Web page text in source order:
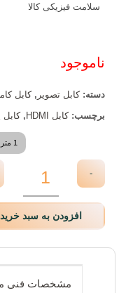
سلامت فیزیکی کالا
ناموجود
دسته:کابل تصویر ,کابل
برچسب:کابل HDMI ,کابل
-
افزودن به سبد خرید
مشخصات فنی